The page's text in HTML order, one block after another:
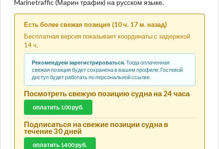
Marinetraffic (Марин трафик) на русском языке.
Есть более свежая позиция (10 ч. 17 м. назад)
Бесплатная версия показывает координаты с задержкой
14 ч.
Рекомендуем зарегистрироваться. Тогда оплаченная
свежая позиция будет сохранена в вашем профиле. Гостевой
доступ будет работать по персональной ссылке.
Посмотреть свежую позицию судна на 24 часа
оплатить 100 руб.
Подписаться на свежие позиции судна в
течение 30 дней
оплатить 1400 руб.